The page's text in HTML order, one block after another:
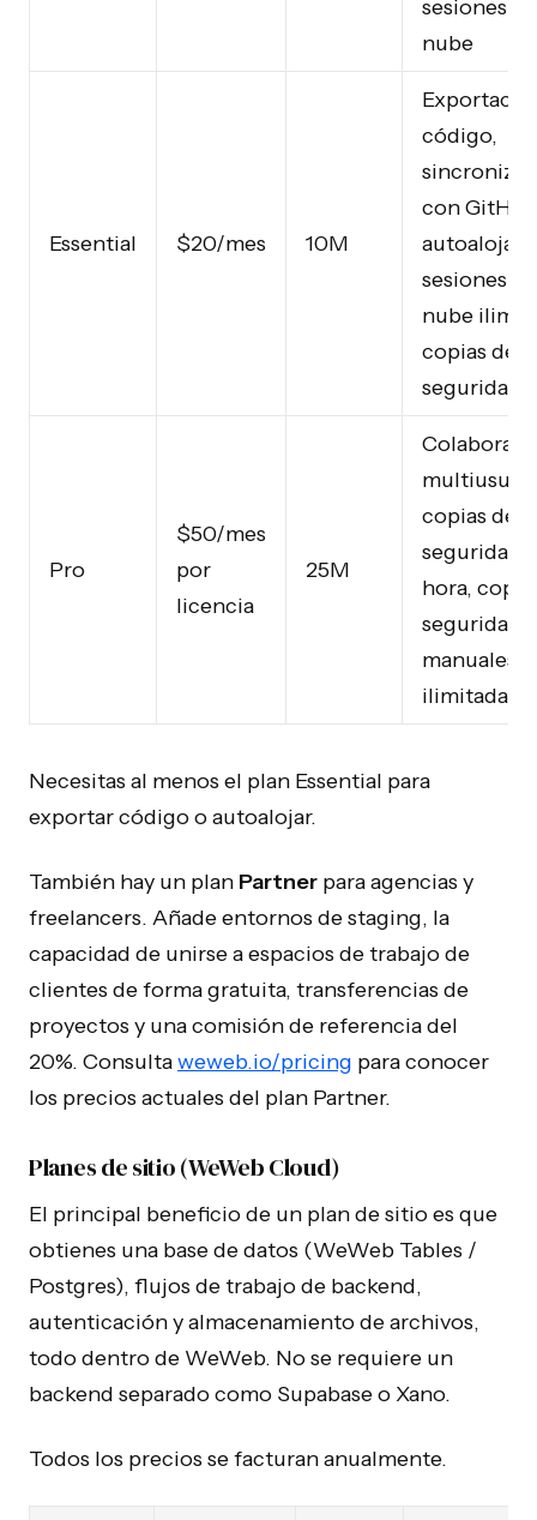
sesiones
nube
Essential $20/mes 10M
código,
con
sesiones
nube
copias de
seguridad
Pro
$50/mes
por
licencia
25M
copias de
seguridad
hora,
seguridad
manuales
ilimitadas
Necesitas al menos el plan Essential para
exportar código o autoalojar.
También hay un plan Partner para agencias y
freelancers. Añade entornos de staging, la
capacidad de unirse a espacios de trabajo de
clientes de forma gratuita, transferencias de
proyectos y una comisión de referencia del
20%. Consultaweweb.io/pricing para conocer
los precios actuales del plan Partner.
Planes de sitio (WeWeb Cloud)
El principal beneficio de un plan de sitio es que
obtienes una base de datos (WeWeb Tables /
Postgres), flujos de trabajo de backend,
autenticación y almacenamiento de archivos,
todo dentro de WeWeb. No se requiere un
backend separado como Supabase o Xano.
Todos los precios se facturan anualmente.